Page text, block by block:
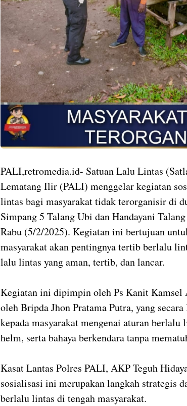
PALI,retromedia.id- Satuan Lalu Lintas
Lematang Ilir (PALI) menggelar kegiatan
lintas bagi masyarakat tidak terorganisir di
Simpang 5 Talang Ubi dan Handayani
Rabu (5/2/2025). Kegiatan ini bertujuan
masyarakat akan pentingnya tertib berlalu
lalu lintas yang aman, tertib, dan lancar.
Kegiatan ini dipimpin oleh Ps Kanit
oleh Bripda Jhon Pratama Putra, yang
kepada masyarakat mengenai aturan berlalu
helm, serta bahaya berkendara tanpa
Kasat Lantas Polres PALI, AKP Teguh
sosialisasi ini merupakan langkah strategis
berlalu lintas di tengah masyarakat.